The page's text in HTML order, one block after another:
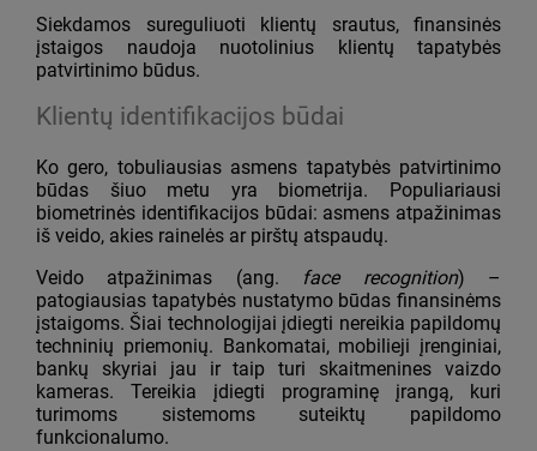
Siekdamos sureguliuoti klientų srautus, finansinės
įstaigos naudoja nuotolinius klientų tapatybės
patvirtinimo būdus.
Klientų identifikacijos būdai
Ko gero, tobuliausias asmens tapatybės patvirtinimo
būdas šiuo metu yra biometrija. Populiariausi
biometrinės identifikacijos būdai: asmens atpažinimas
iš veido, akies rainelės ar pirštų atspaudų.
Veido atpažinimas (ang. face recognition) –
patogiausias tapatybės nustatymo būdas finansinėms
įstaigoms. Šiai technologijai įdiegti nereikia papildomų
techninių priemonių. Bankomatai, mobilieji įrenginiai,
bankų skyriai jau ir taip turi skaitmenines vaizdo
kameras. Tereikia įdiegti programinę įrangą, kuri
turimoms sistemoms suteiktų papildomo
funkcionalumo.